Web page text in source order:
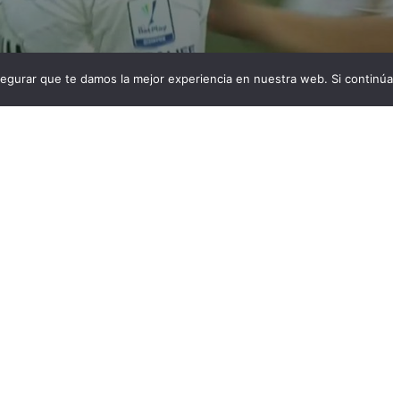
que te damos la mejor experiencia en nuestra web. Si